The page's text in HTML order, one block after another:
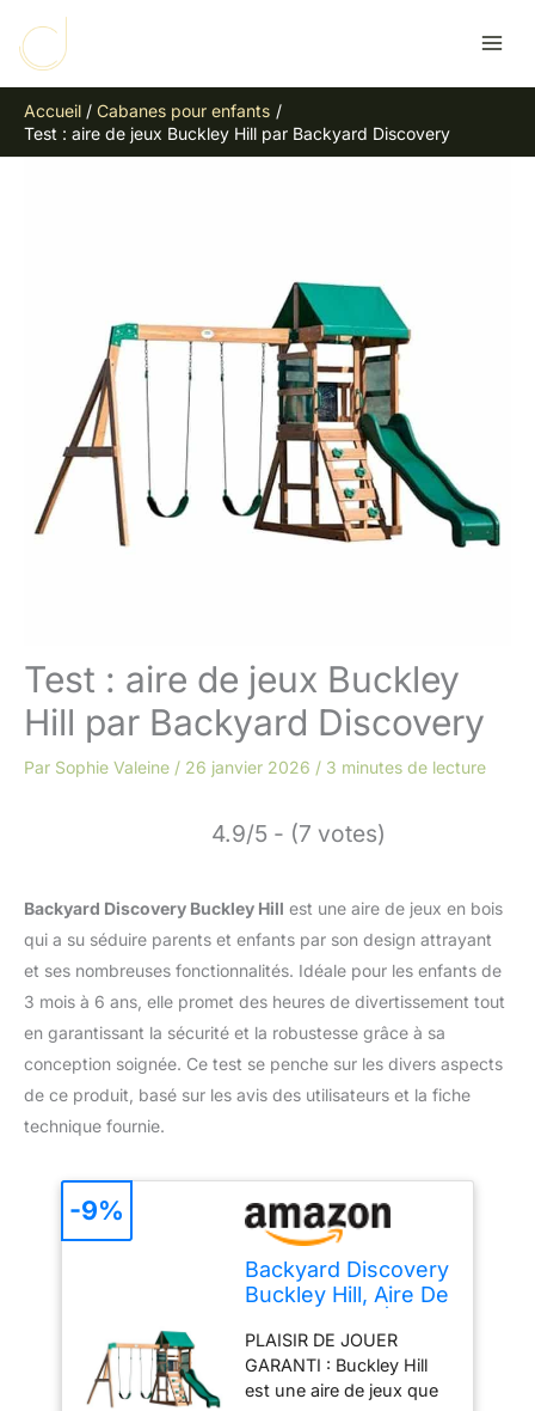
contenu
Accueil
Cabanes pour enfants
Test : aire de jeux Buckley Hill par Backyard Discovery
Test : aire de jeux Buckley
Hill par Backyard Discovery
Par Sophie Valeine / 26 janvier 2026 / 3 minutes de lecture
4.9/5 - (7 votes)
Backyard Discovery Buckley Hill est une aire de jeux en bois
qui a su séduire parents et enfants par son design attrayant
et ses nombreuses fonctionnalités. Idéale pour les enfants de
3 mois à 6 ans, elle promet des heures de divertissement tout
en garantissant la sécurité et la robustesse grâce à sa
conception soignée. Ce test se penche sur les divers aspects
de ce produit, basé sur les avis des utilisateurs et la fiche
technique fournie.
Backyard Discovery
Buckley Hill, Aire De
Portique Balançoire
avec Mur
d'escalade,
PLAISIR DE JOUER
GARANTI : Buckley Hill
est une aire de jeux que
-9%
e
h